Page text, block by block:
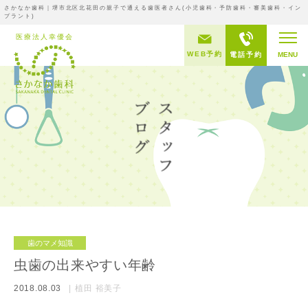
さかなか歯科｜堺市北区北花田の親子で通える歯医者さん(小児歯科・予防歯科・審美歯科・イン
プラント)
MENU
電話予約
WEB予約
歯のマメ知識
虫歯の出来やすい年齢
2018.08.03 植田 裕美子